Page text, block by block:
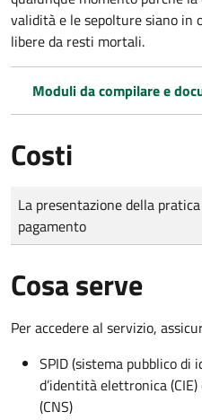
validità e le sepolture siano
libere da resti mortali.
Moduli da compilare e
Costi
Tipo di pagamento
Importo
La presentazione della
pagamento
Cosa serve
Per accedere al servizio,
SPID (sistema pubblico
d’identità elettronica
(CNS)